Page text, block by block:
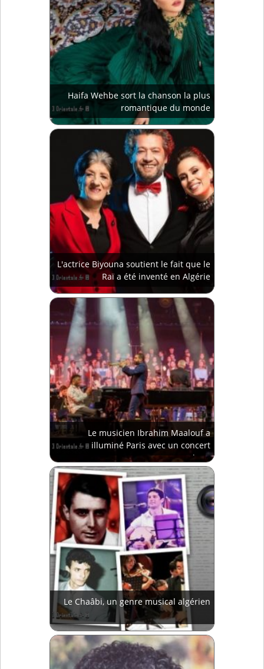
Haifa Wehbe sort la chanson la plus
romantique du monde
L'actrice Biyouna soutient le fait que le
Raï a été inventé en Algérie
Le musicien Ibrahim Maalouf a
illuminé Paris avec un concert
magique
Le Chaâbi, un genre musical algérien